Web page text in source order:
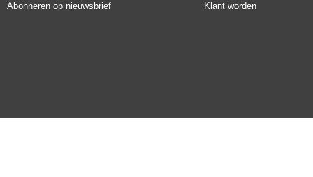
Abonneren op nieuwsbrief Klant worden